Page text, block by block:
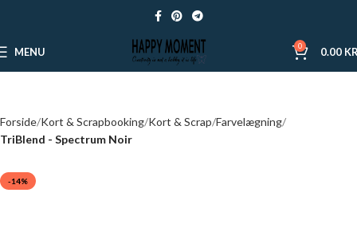
MENU 0 0.00
Forside Kort & Scrapbooking Kort & Scrap Farvelægning
TriBlend - Spectrum Noir
-14%